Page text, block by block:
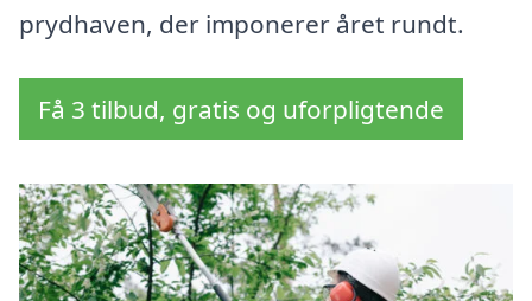
prydhaven, der imponerer året rundt.
Få 3 tilbud, gratis og uforpligtende